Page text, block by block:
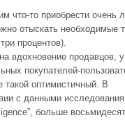
что-то приобрести очень
отыскать необходимые
процентов).
вдохновение продавцов, у
покупателей-
такой оптимистичный. В
с данными
больше